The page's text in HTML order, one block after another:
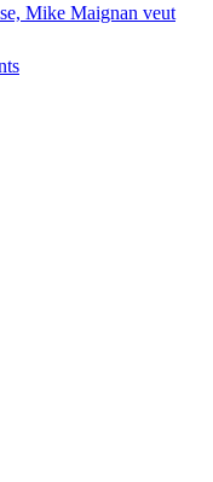
Mike Maignan veut